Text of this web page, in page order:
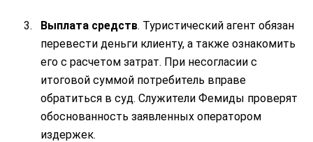
Выплата средств. Туристический агент обязан
перевести деньги клиенту, а также ознакомить
его с расчетом затрат. При несогласии с
итоговой суммой потребитель вправе
обратиться в суд. Служители Фемиды проверят
обоснованность заявленных оператором
издержек.